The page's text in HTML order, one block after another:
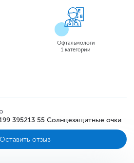
Офтальмологи
1 категории
395213 55 Солнцезащитные очки
Оставить отзыв